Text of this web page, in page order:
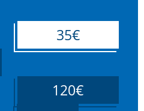
35€
120€